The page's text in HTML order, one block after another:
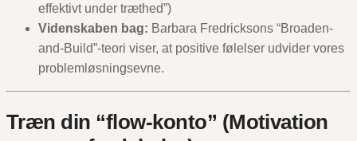
effektivt under træthed”)
Videnskaben bag: Barbara Fredricksons “Broaden-
and-Build”-teori viser, at positive følelser udvider vores
problemløsningsevne.
Træn din “flow-konto” (Motivation